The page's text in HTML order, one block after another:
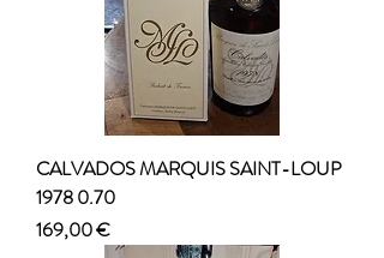
CALVADOS MARQUIS SAINT-LOUP
1978 0.70
Prezzo
169,00 €